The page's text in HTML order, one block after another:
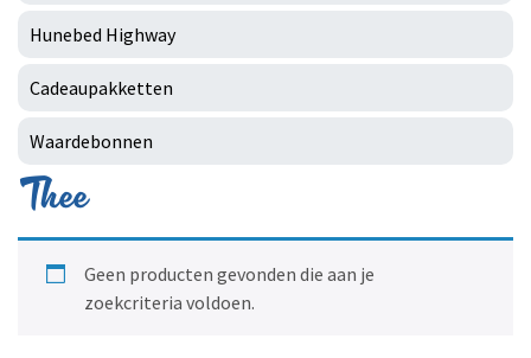
Hunebed Highway
Cadeaupakketten
Waardebonnen
Thee
Geen producten gevonden die aan je
zoekcriteria voldoen.